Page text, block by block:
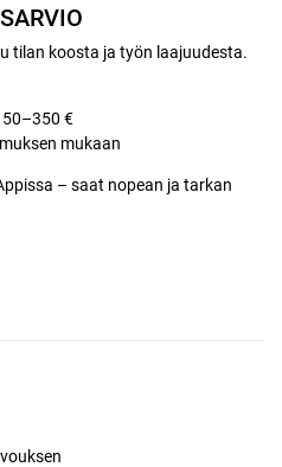
tilan koosta ja työn laajuudesta.
€
mukaan
– saat nopean ja tarkan